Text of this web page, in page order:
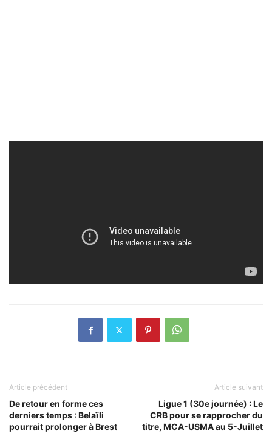
Article précédent
De retour en forme ces
derniers temps : Belaïli
pourrait prolonger à Brest
Article suivant
Ligue 1 (30e journée) : Le
CRB pour se rapprocher du
titre, MCA-USMA au 5-Juillet